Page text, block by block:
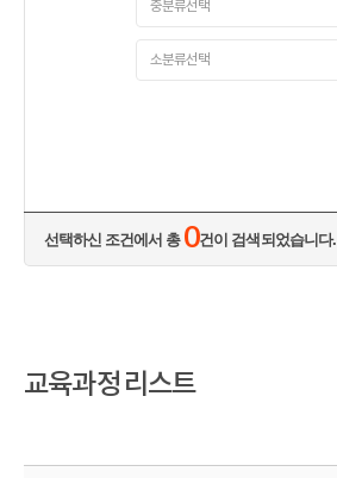
선택하신 조건에서 총 0건이 검색되었습니다.
교육과정 리스트